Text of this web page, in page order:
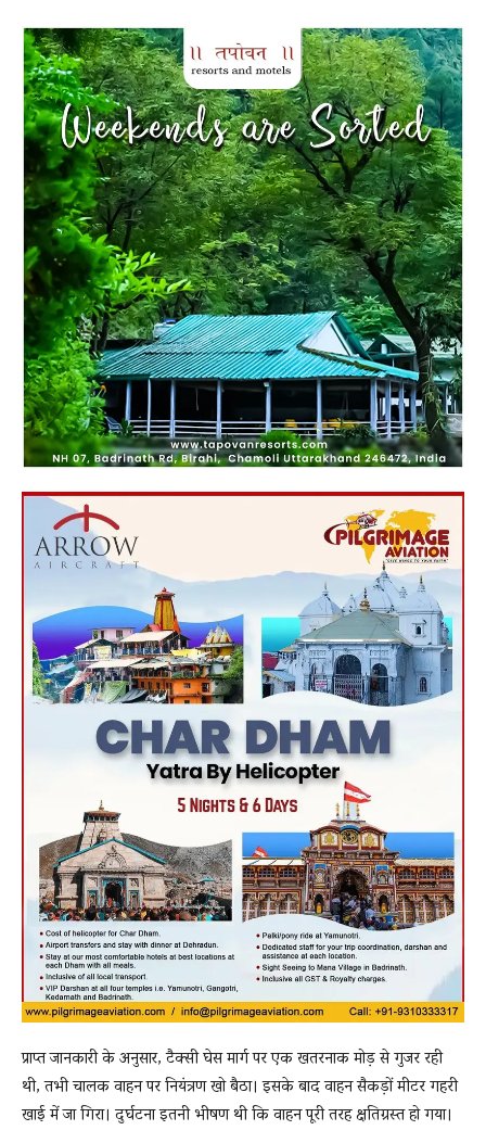
प्राप्त जानकारी के अनुसार, टैक्सी घेस मार्ग पर एक खतरनाक मोड़ से गुजर रही
थी, तभी चालक वाहन पर नियंत्रण खो बैठा। इसके बाद वाहन सैकड़ों मीटर गहरी
खाई में जा गिरा। दुर्घटना इतनी भीषण थी कि वाहन पूरी तरह क्षतिग्रस्त हो गया।